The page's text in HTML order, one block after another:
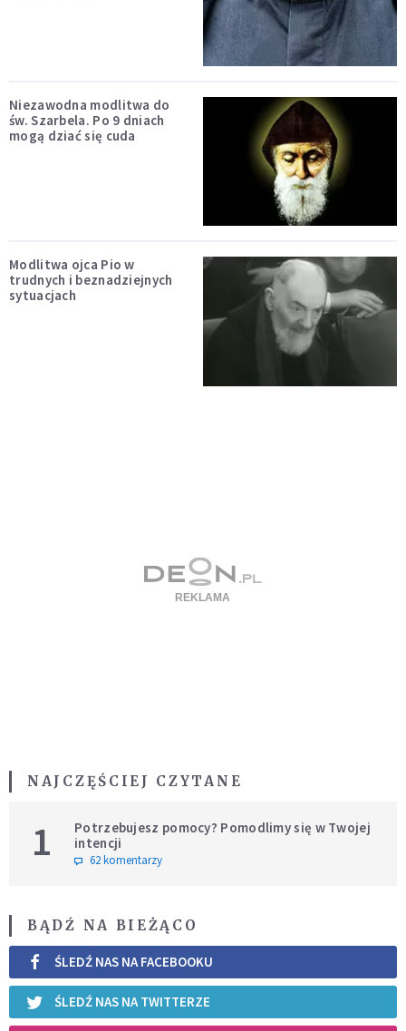
Niezawodna modlitwa do
św. Szarbela. Po 9 dniach
mogą dziać się cuda
Modlitwa ojca Pio w
trudnych i beznadziejnych
sytuacjach
NAJCZĘŚCIEJ CZYTANE
1
Potrzebujesz pomocy? Pomodlimy się w Twojej
intencji
62 komentarzy
BĄDŹ NA BIEŻĄCO
ŚLEDŹ NAS NA FACEBOOKU
ŚLEDŹ NAS NA TWITTERZE